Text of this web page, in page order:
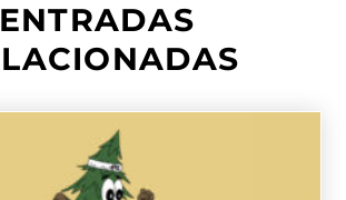
ENTRADAS